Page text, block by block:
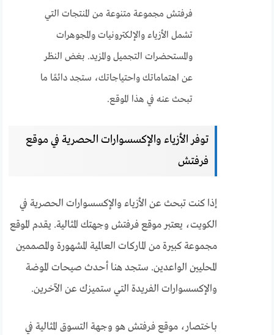
فرفتش مجموعة متنوعة من المنتجات التي
تشمل الأزياء والإلكترونيات والمجوهرات
والمستحضرات التجميل والمزيد. بغض النظر
عن اهتماماتك واحتياجاتك، ستجد دائمًا ما
تبحث عنه في هذا الموقع.
توفر الأزياء والإكسسوارات الحصرية في موقع
فرفتش
إذا كنت تبحث عن الأزياء والإكسسوارات الحصرية في
الكويت، يعتبر موقع فرفتش وجهتك المثالية. يقدم الموقع
مجموعة كبيرة من الماركات العالمية المشهورة والمصممين
المحليين الواعدين. ستجد هنا أحدث صيحات الموضة
والإكسسوارات الفريدة التي ستميزك عن الآخرين.
باختصار، موقع فرفتش هو وجهة التسوق المثالية في